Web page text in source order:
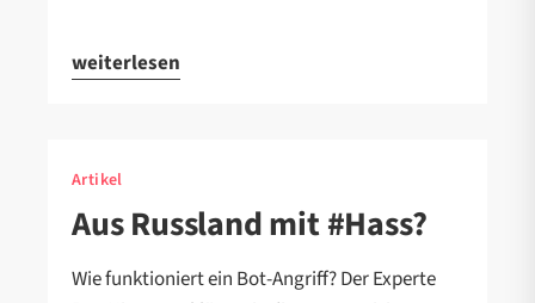
weiterlesen
Artikel
Aus Russland mit #Hass?
Wie funktioniert ein Bot-Angriff? Der Experte